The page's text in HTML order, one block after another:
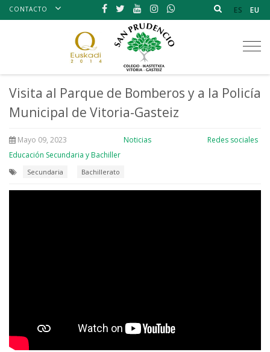
CONTACTO ES EU
Visita al Parque de Bomberos y a la Policía
Municipal de Vitoria-Gasteiz
Mayo 09, 2023 Noticias
Redes sociales
Educación Secundaria y Bachiller
Secundaria Bachillerato